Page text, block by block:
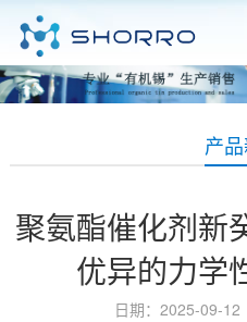
产
聚氨酯催化剂新
优异的力学
日期：2025-09-